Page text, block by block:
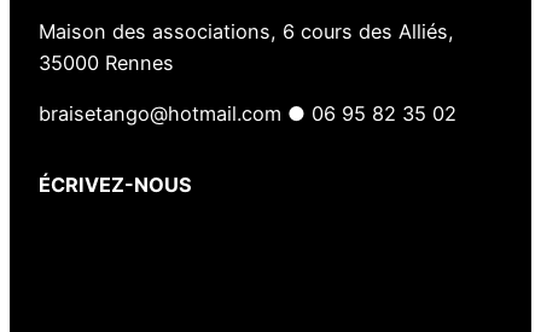
Maison des associations, 6 cours des Alliés,
35000 Rennes
braisetango@hotmail.com ● 06 95 82 35 02
ÉCRIVEZ-NOUS